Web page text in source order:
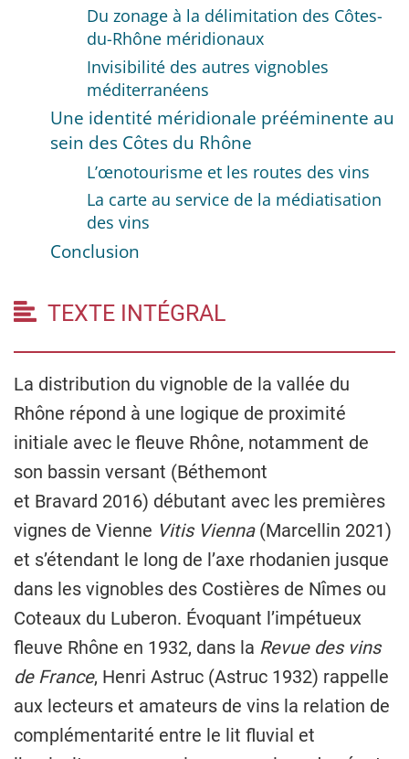
Du zonage à la délimitation des Côtes-
du-Rhône méridionaux
Invisibilité des autres vignobles
méditerranéens
Une identité méridionale prééminente au
sein des Côtes du Rhône
L’œnotourisme et les routes des vins
La carte au service de la médiatisation
des vins
Conclusion
TEXTE INTÉGRAL
La distribution du vignoble de la vallée du
Rhône répond à une logique de proximité
initiale avec le fleuve Rhône, notamment de
son bassin versant (Béthemont
et Bravard 2016) débutant avec les premières
vignes de Vienne Vitis Vienna(Marcellin 2021)
et s’étendant le long de l’axe rhodanien jusque
dans les vignobles des Costières de Nîmes ou
Coteaux du Luberon. Évoquant l’impétueux
fleuve Rhône en 1932, dans la Revue des vins
de France, Henri Astruc (Astruc 1932) rappelle
aux lecteurs et amateurs de vins la relation de
complémentarité entre le lit fluvial et